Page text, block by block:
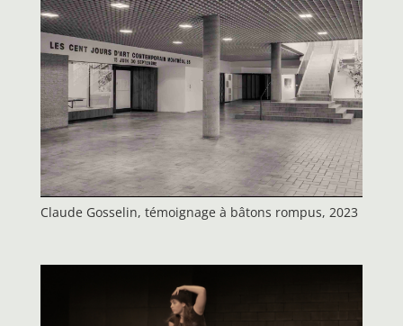
Claude Gosselin, témoignage à bâtons rompus, 2023